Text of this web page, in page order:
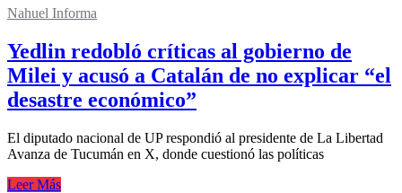
Nahuel Informa
Yedlin redobló críticas al gobierno de
Milei y acusó a Catalán de no explicar “el
desastre económico”
El diputado nacional de UP respondió al presidente de La Libertad
Avanza de Tucumán en X, donde cuestionó las políticas
Leer Más